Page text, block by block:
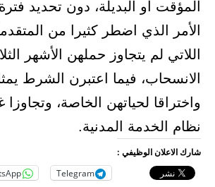
المؤقت أو البديلة، دون تحديد
الأمر الذي اضطر كثيرا من
اللاتي لم يتجاوز حملهن الأشهر
الانسحاب، فيما اعتبرن الشرط
واختراقا لحياتهن الخاصة،
نظام الخدمة المدنية.
شارك الاعلان الوظيفي :
Telegram